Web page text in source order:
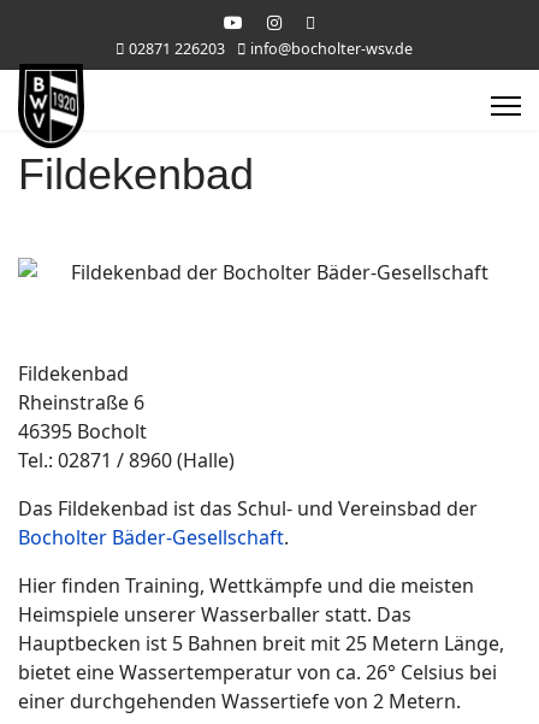
02871 226203 info@bocholter-wsv.de
Fildekenbad
Fildekenbad
Rheinstraße 6
46395 Bocholt
Tel.: 02871 / 8960 (Halle)
Das Fildekenbad ist das Schul- und Vereinsbad der
Bocholter Bäder-Gesellschaft.
Hier finden Training, Wettkämpfe und die meisten
Heimspiele unserer Wasserballer statt. Das
Hauptbecken ist 5 Bahnen breit mit 25 Metern Länge,
bietet eine Wassertemperatur von ca. 26° Celsius bei
einer durchgehenden Wassertiefe von 2 Metern.